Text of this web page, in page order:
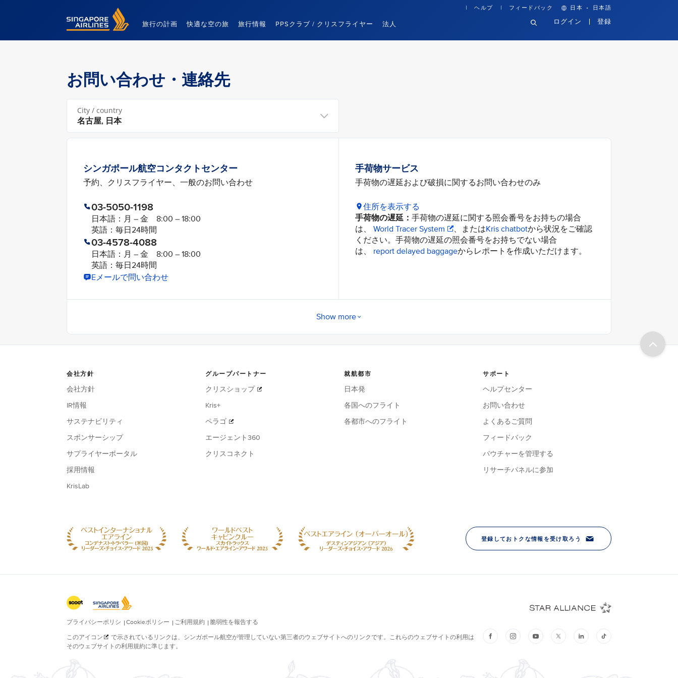
Singapore Airlines Home
旅行の計画 快適な空の旅 旅行情報 PPSクラブ / クリスフライヤー 法人
ヘルプ フィードバック 日本 · 日本語
ログイン 登録
お問い合わせ・連絡先
City / country
シンガポール航空コンタクトセンター
予約、クリスフライヤー、一般のお問い合わせ
03-5050-1198
日本語：月 – 金 8:00 – 18:00
英語：毎日24時間
03-4578-4088
日本語：月 – 金 8:00 – 18:00
英語：毎日24時間
Eメールで問い合わせ
手荷物サービス
手荷物の遅延および破損に関するお問い合わせのみ
住所を表示する
手荷物の遅延： 手荷物の遅延に関する照会番号をお持ちの場合
は、 World Tracer System 、またはKris chatbotから状況をご確認
ください。手荷物の遅延の照会番号をお持ちでない場合
は、 report delayed baggageからレポートを作成いただけます。
Show more